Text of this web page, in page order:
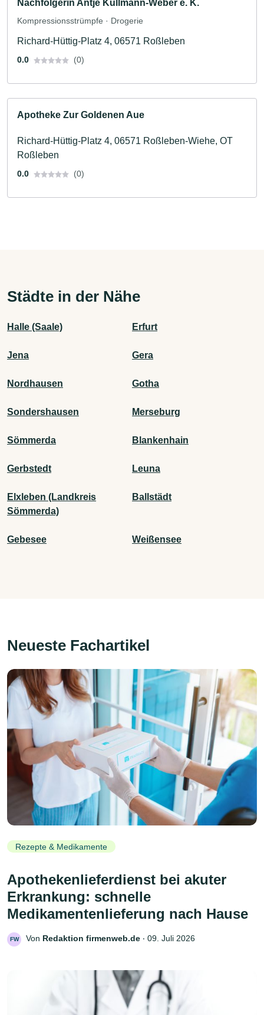
Nachfolgerin Antje Kullmann-Weber e. K.
Kompressionsstrümpfe · Drogerie
Richard-Hüttig-Platz 4, 06571 Roßleben
0.0 (0)
Apotheke Zur Goldenen Aue
Richard-Hüttig-Platz 4, 06571 Roßleben-Wiehe, OT
Roßleben
0.0 (0)
Städte in der Nähe
Halle (Saale) Erfurt
Jena Gera
Nordhausen Gotha
Sondershausen Merseburg
Sömmerda Blankenhain
Gerbstedt Leuna
Elxleben (Landkreis
Sömmerda)
Ballstädt
Gebesee Weißensee
Neueste Fachartikel
Rezepte & Medikamente
Apothekenlieferdienst bei akuter
Erkrankung: schnelle
Medikamentenlieferung nach Hause
FW Von Redaktion firmenweb.de ‧ 09. Juli 2026